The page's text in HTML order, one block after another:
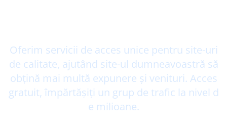
Oferim servicii de acces unice pentru site-uri
de calitate, ajutând site-ul dumneavoastră să
obțină mai multă expunere și venituri. Acces
gratuit, împărtășiți un grup de trafic la nivel d
e milioane.